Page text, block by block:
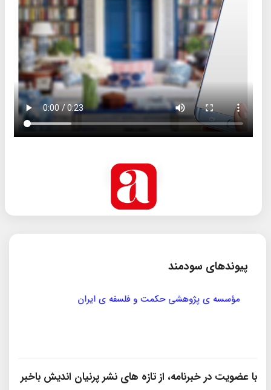
پیوندهای سودمند
مؤسسه ی پژوهشی حکمت و فلسفه ی ایران
با عضویت در خبرنامه، از تازه‌ های نشر پرنیان‌ اندیش باخبر